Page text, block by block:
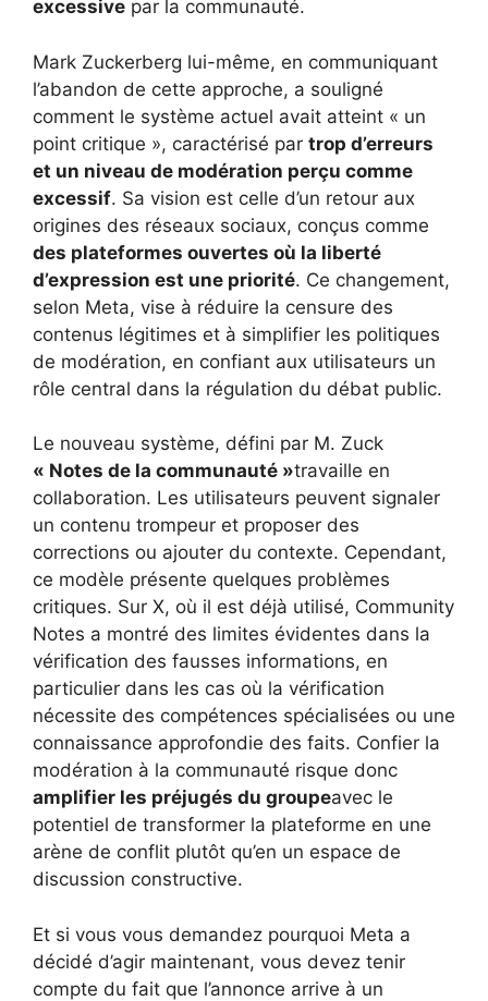
excessive par la communauté.
Mark Zuckerberg lui-même, en communiquant
l’abandon de cette approche, a souligné
comment le système actuel avait atteint « un
point critique », caractérisé par trop d’erreurs
et un niveau de modération perçu comme
excessif. Sa vision est celle d’un retour aux
origines des réseaux sociaux, conçus comme
des plateformes ouvertes où la liberté
d’expression est une priorité. Ce changement,
selon Meta, vise à réduire la censure des
contenus légitimes et à simplifier les politiques
de modération, en confiant aux utilisateurs un
rôle central dans la régulation du débat public.
Le nouveau système, défini par M. Zuck
« Notes de la communauté »travaille en
collaboration. Les utilisateurs peuvent signaler
un contenu trompeur et proposer des
corrections ou ajouter du contexte. Cependant,
ce modèle présente quelques problèmes
critiques. Sur X, où il est déjà utilisé, Community
Notes a montré des limites évidentes dans la
vérification des fausses informations, en
particulier dans les cas où la vérification
nécessite des compétences spécialisées ou une
connaissance approfondie des faits. Confier la
modération à la communauté risque donc
amplifier les préjugés du groupeavec le
potentiel de transformer la plateforme en une
arène de conflit plutôt qu’en un espace de
discussion constructive.
Et si vous vous demandez pourquoi Meta a
décidé d’agir maintenant, vous devez tenir
compte du fait que l’annonce arrive à un